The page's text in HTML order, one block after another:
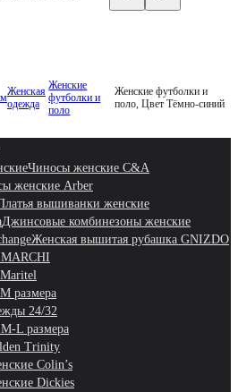
Женская
одежда
Женские
футболки и
поло
Женские футболки и
поло, Цвет Тёмно-синий
Чиносы женские C&A
женские Arber
вышиванки женские
Джинсовые комбинезоны женские
Женская вышитая рубашка GNIZDO
размера
24/32
L размера
Trinity
Colin’s
Dickies